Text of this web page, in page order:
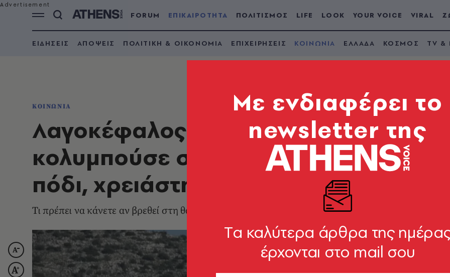
FORUM ΕΠΙΚΑΙΡΟΤΗΤΑ ΠΟΛΙΤΙΣΜΟΣ LIFE LOOK YOUR VOICE VIRAL
ΕΙΔΗΣΕΙΣ ΑΠΟΨΕΙΣ ΠΟΛΙΤΙΚΗ & ΟΙΚΟΝΟΜΙΑ ΕΠΙΧΕΙΡΗΣΕΙΣ ΚΟΙΝΩΝΙΑ ΕΛΛΑΔΑ ΚΟΣΜΟΣ TV &
ΚΟΙΝΩΝΙΑ
Λαγοκέφαλος επιτέθηκε σε γυναίκα
κολυμπούσε στη Βάρκιζα - Τη
πόδι, χρειάστηκε ράμματα
Τι πρέπει να κάνετε αν βρεθεί στη θάλασσα που κολυμπάτε
Mε ενδιαφέρει το
newsletter της
Tα καλύτερα άρθρα της
έρχονται στο mail σου